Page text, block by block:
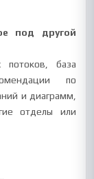
под другой
база
по
и диаграмм,
отделы или